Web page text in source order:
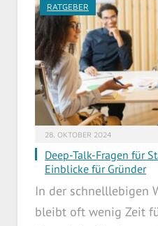
RATGEBER
28. OKTOBER 2024
Deep-Talk-Fragen für
Einblicke für Gründer
In der schnelllebigen
bleibt oft wenig Zeit